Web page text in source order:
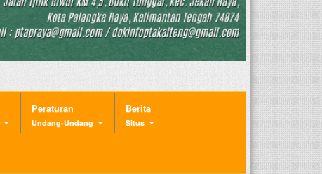
Peraturan
Undang-Undang
Berita
Situs